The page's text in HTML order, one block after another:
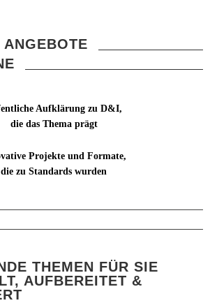
Aufklärung zu D&I,
die das Thema prägt
Projekte und Formate,
die zu Standards wurden
THEMEN FÜR SIE
AUFBEREITET &